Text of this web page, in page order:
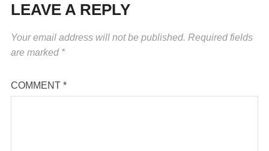
LEAVE A REPLY
Your email address will not be published. Required fields
are marked *
COMMENT *